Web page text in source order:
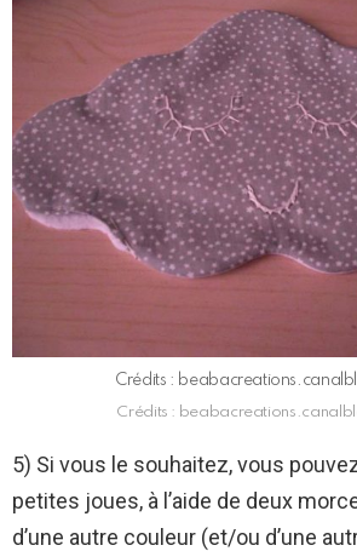
Crédits :
Crédits :
5) Si vous le souhaitez, vous
petites joues, à l’aide de deux
d’une autre couleur (et/ou d’une